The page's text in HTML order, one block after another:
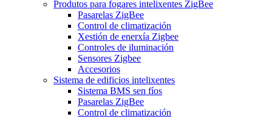
Produtos para fogares intelixentes ZigBee
Pasarelas ZigBee
Control de climatización
Xestión de enerxía Zigbee
Controles de iluminación
Sensores Zigbee
Accesorios
Sistema de edificios intelixentes
Sistema BMS sen fíos
Pasarelas ZigBee
Control de climatización